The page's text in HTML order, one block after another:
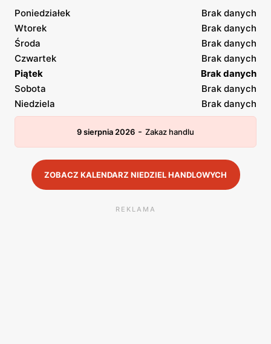
Poniedziałek
Brak danych
Wtorek
Brak danych
Środa
Brak danych
Czwartek
Brak danych
Piątek
Brak danych
Sobota
Brak danych
Niedziela
Brak danych
9 sierpnia 2026 - Zakaz handlu
ZOBACZ KALENDARZ NIEDZIEL HANDLOWYCH
REKLAMA